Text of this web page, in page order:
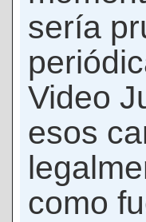
sería
Video
esos
como